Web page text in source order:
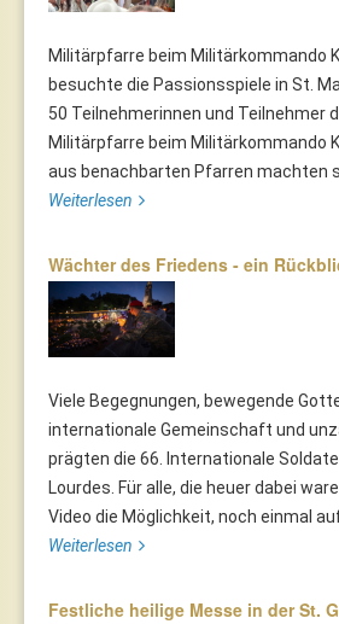
Militärpfarre beim Militärkommando
besuchte die Passionsspiele in St.
50 Teilnehmerinnen und Teilnehmer
Militärpfarre beim Militärkommando
aus benachbarten Pfarren machten
Weiterlesen
Wächter des Friedens - ein
Viele Begegnungen, bewegende
internationale Gemeinschaft und
prägten die 66. Internationale
Lourdes. Für alle, die heuer dabei
Video die Möglichkeit, noch einmal
Weiterlesen
Festliche heilige Messe in der St.